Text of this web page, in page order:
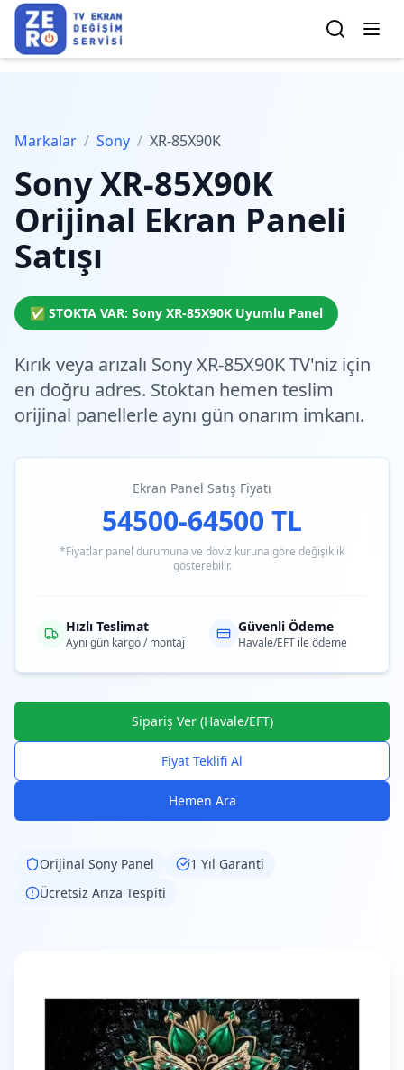
Markalar / Sony / XR-85X90K
SonyXR-85X90K
Orijinal Ekran Paneli
Satışı
✅ STOKTA VAR: Sony XR-85X90K Uyumlu Panel
Kırık veya arızalı Sony XR-85X90K TV'niz için
en doğru adres. Stoktan hemen teslim
orijinal panellerle aynı gün onarım imkanı.
Ekran Panel Satış Fiyatı
54500-64500 TL
*Fiyatlar panel durumuna ve döviz kuruna göre değişiklik
gösterebilir.
Hızlı Teslimat
Aynı gün kargo / montaj
Güvenli Ödeme
Havale/EFT ile ödeme
Sipariş Ver (Havale/EFT)
Fiyat Teklifi Al
Hemen Ara
Orijinal Sony Panel
1 Yıl Garanti
Ücretsiz Arıza Tespiti